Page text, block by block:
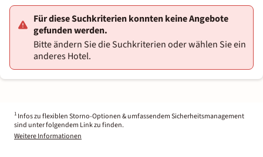
Für diese Suchkriterien konnten keine Angebote
gefunden werden.
Bitte ändern Sie die Suchkriterien oder wählen Sie ein
anderes Hotel.
1 Infos zu flexiblen Storno-Optionen & umfassendem Sicherheitsmanagement
sind unter folgendem Link zu finden.
Weitere Informationen